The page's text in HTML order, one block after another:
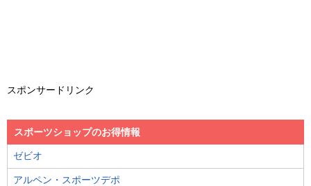
スポンサードリンク
スポーツショップのお得情報
ゼビオ
アルペン・スポーツデポ